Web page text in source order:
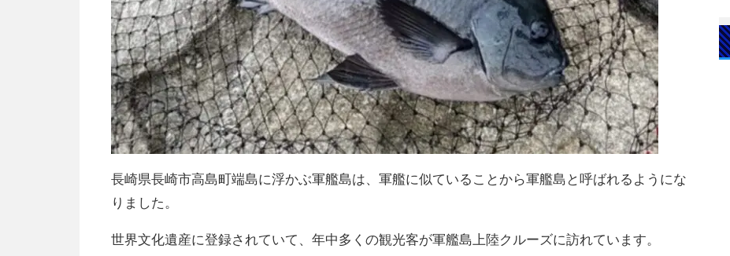
長崎県長崎市高島町端島に浮かぶ軍艦島は、軍艦に似ていることから軍艦島と呼ばれるようにな
りました。
世界文化遺産に登録されていて、年中多くの観光客が軍艦島上陸クルーズに訪れています。